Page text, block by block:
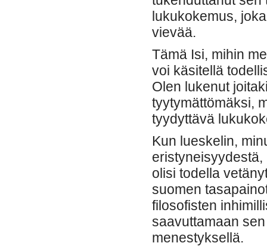
lukukokemus,
vievää.
Tämä Isi, mihin
voi käsitellä
Olen lukenut
tyytymättömäksi,
tyydyttävä
Kun lueskelin,
eristyneisyydestä,
olisi todella
suomen
filosofisten
saavuttamaan
menestyksellä.